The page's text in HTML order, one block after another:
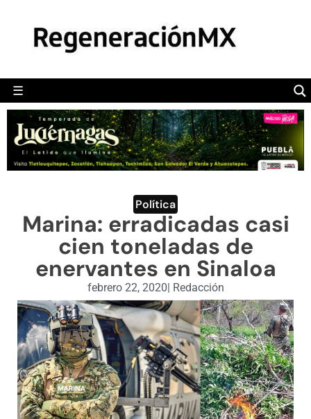
☰
POLÍTICA
CAMALEÓN
OPINIÓN
DEPORTES
ENGLISH SECTION
VIDEOS
Política
Marina: erradicadas casi
cien toneladas de
enervantes en Sinaloa
febrero 22, 2020| Redacción